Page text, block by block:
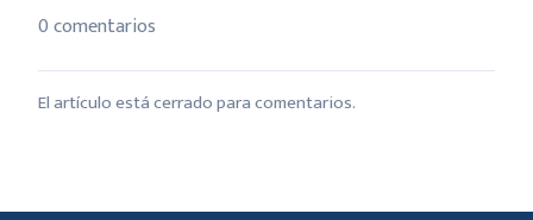
0 comentarios
El artículo está cerrado para comentarios.